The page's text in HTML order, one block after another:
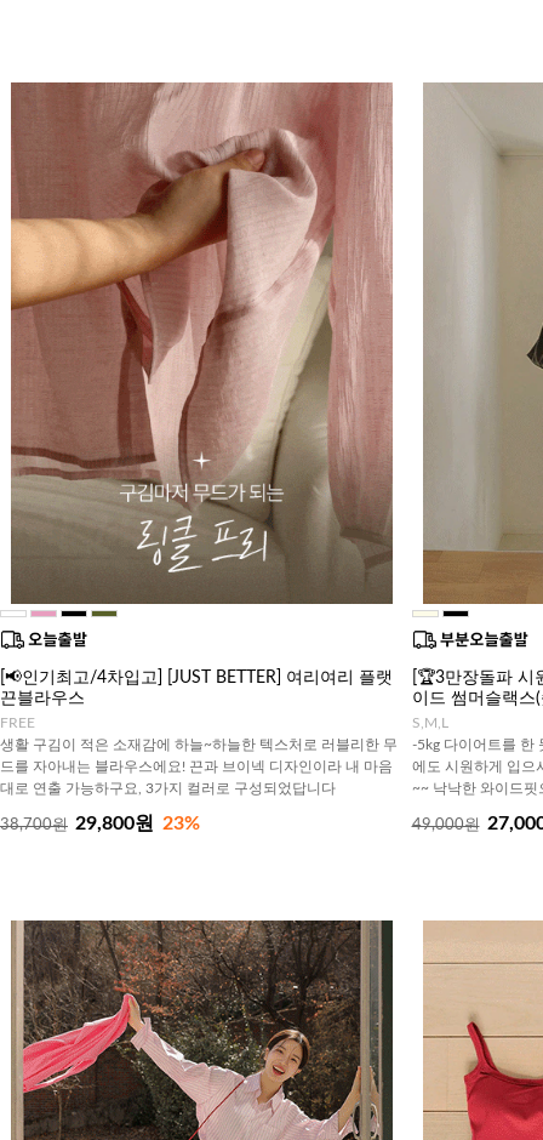
[📢인기최고/4차입고] [JUST BETTER] 여리여리 플랫
끈블라우스
FREE
생활 구김이 적은 소재감에 하늘~하늘한 텍스처로 러블리한 무
드를 자아내는 블라우스에요! 끈과 브이넥 디자인이라 내 마음
대로 연출 가능하구요, 3가지 컬러로 구성되었답니다
38,700원 29,800원 23%
[🏆3만장돌파 시
이드 썸머슬랙스
S,M,L
-5kg 다이어트를 한
에도 시원하게 입으
~~ 낙낙한 와이드
49,000원